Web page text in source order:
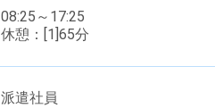
08:25～17:25
休憩：[1]65分
派遣社員